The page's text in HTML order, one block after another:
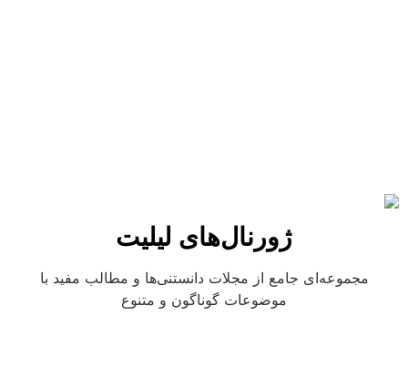
ژورنال‌های لیلیت
مجموعه‌ای جامع از مجلات دانستنی‌ها و مطالب مفید با
موضوعات گوناگون و متنوع